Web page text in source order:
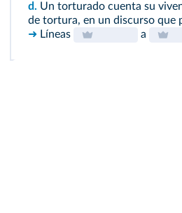
d. Un torturado cuenta su
de tortura, en un discurso que
➜ Líneas a